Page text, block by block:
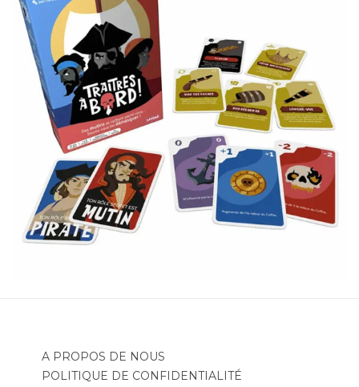
A PROPOS DE NOUS
POLITIQUE DE CONFIDENTIALITÉ